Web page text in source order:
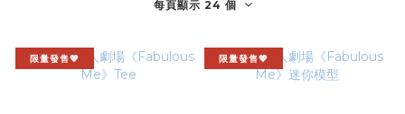
每頁顯示 24 個
限量發售💖 限量發售💖